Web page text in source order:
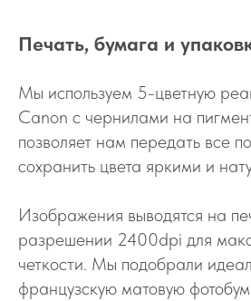
Печать, бумага и
Мы используем 5-цветную
Canon с чернилами на
позволяет нам передать все
сохранить цвета яркими и
Изображения выводятся на
разрешении 2400dpi для
четкости. Мы подобрали
французскую матовую